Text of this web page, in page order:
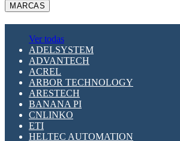
MARCAS
Ver todas
ADELSYSTEM
ADVANTECH
ACREL
ARBOR TECHNOLOGY
ARESTECH
BANANA PI
CNLINKO
ETI
HELTEC AUTOMATION